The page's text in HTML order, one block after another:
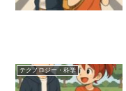
テクノロジー・科学